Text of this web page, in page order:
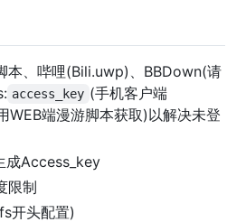
本、哔哩(Bili.uwp)、BBDown(请
access_key (手机客户端
WEB端漫游脚本获取)以解决未登
成Access_key
限制
开头配置)